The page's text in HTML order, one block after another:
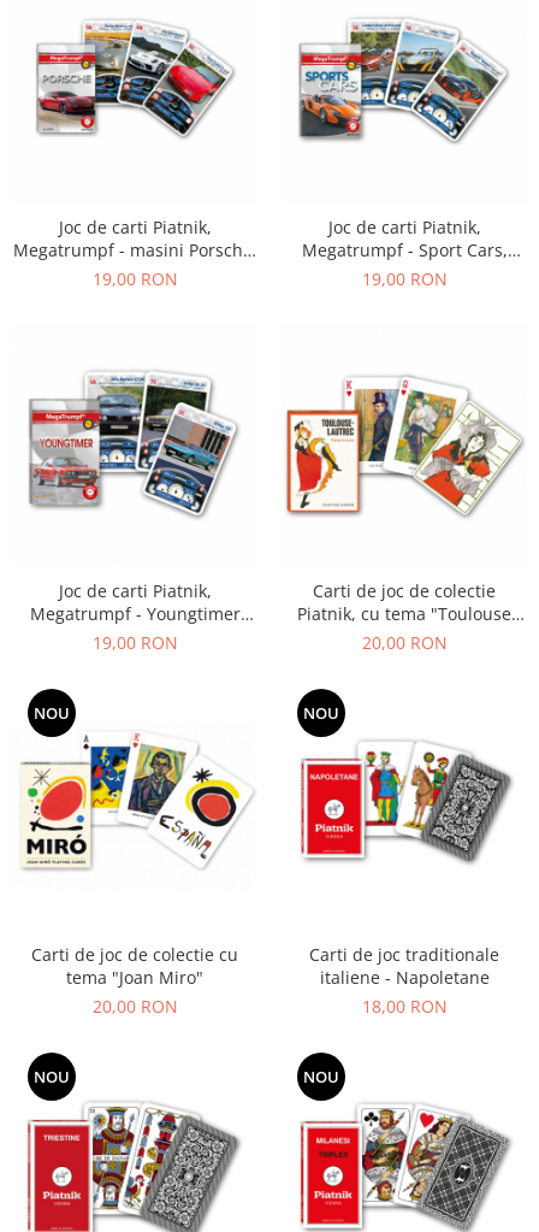
Joc de carti Piatnik,
Megatrumpf - masini Porsche,
pentru 2-4 jucatori de peste 7
19,00 RON
Joc de carti Piatnik,
Megatrumpf - Sport Cars,
pentru 2-4 jucatori de peste 7
19,00 RON
Joc de carti Piatnik,
Megatrumpf - Youngtimer
Cars, pentru 2-4 jucatori de
19,00 RON
Carti de joc de colectie
Piatnik, cu tema "Toulouse
Lautrec"
20,00 RON
NOU
Carti de joc de colectie cu
tema "Joan Miro"
20,00 RON
NOU
Carti de joc traditionale
italiene - Napoletane
18,00 RON
NOU NOU